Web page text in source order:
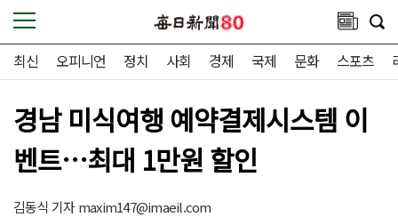
최신 오피니언 정치 사회 경제 국제 문화 스포츠
경남 미식여행 예약결제시스템 이
벤트…최대 1만원 할인
김동식 기자maxim147@imaeil.com